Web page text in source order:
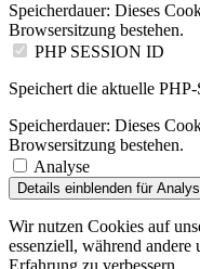
Speicherdauer: Dieses
Browsersitzung bestehen.
PHP SESSION ID
Speichert die aktuelle PHP-
Speicherdauer: Dieses
Browsersitzung bestehen.
Analyse
Details einblenden für
Wir nutzen Cookies auf
essenziell, während andere
Erfahrung zu verbessern.